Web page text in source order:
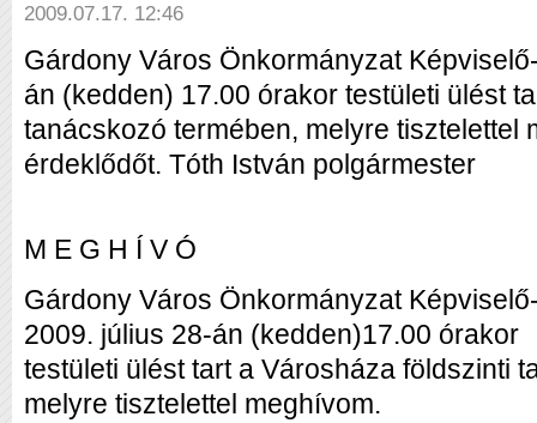
2009.07.17. 12:46
Gárdony Város Önkormányzat
án (kedden) 17.00 órakor testületi ülést
tanácskozó termében, melyre tisztelettel
érdeklődőt. Tóth István polgármester
M E G H Í V Ó
Gárdony Város Önkormányzat
2009. július 28-án (kedden)17.00 órakor
testületi ülést tart a Városháza földszinti
melyre tisztelettel meghívom.